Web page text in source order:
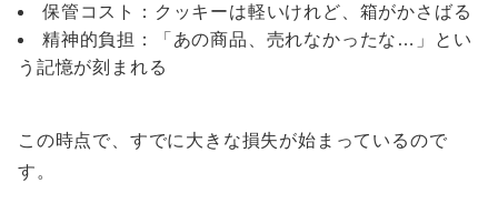
保管コスト：クッキーは軽いけれど、箱がかさばる
精神的負担：「あの商品、売れなかったな…」とい
う記憶が刻まれる
この時点で、すでに大きな損失が始まっているので
す。